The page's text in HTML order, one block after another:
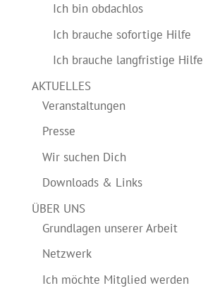
Ich bin obdachlos
Ich brauche sofortige Hilfe
Ich brauche langfristige Hilfe
AKTUELLES
Veranstaltungen
Presse
Wir suchen Dich
Downloads & Links
ÜBER UNS
Grundlagen unserer Arbeit
Netzwerk
Ich möchte Mitglied werden